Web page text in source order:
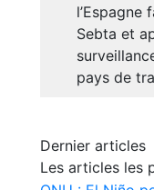
l’Espagne
Sebta et
pays de
Dernier articles
Les articles les